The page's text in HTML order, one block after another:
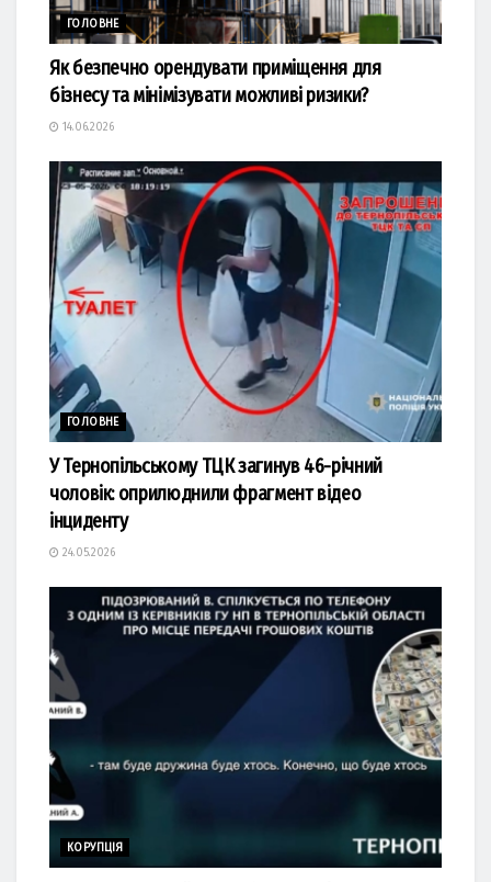
ГОЛОВНЕ
Як безпечно орендувати приміщення для
бізнесу та мінімізувати можливі ризики?
14.06.2026
ГОЛОВНЕ
У Тернопільському ТЦК загинув 46-річний
чоловік: оприлюднили фрагмент відео
інциденту
24.05.2026
КОРУПЦІЯ